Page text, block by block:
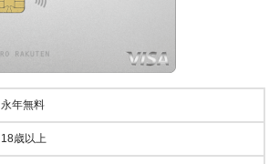
永年無料
18歳以上